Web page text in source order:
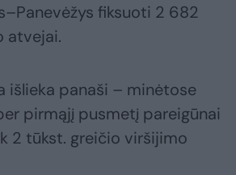
fiksuoti 2 682
atvejai.
išlieka panaši – minėtose
pirmąjį pusmetį pareigūnai
2 tūkst. greičio viršijimo